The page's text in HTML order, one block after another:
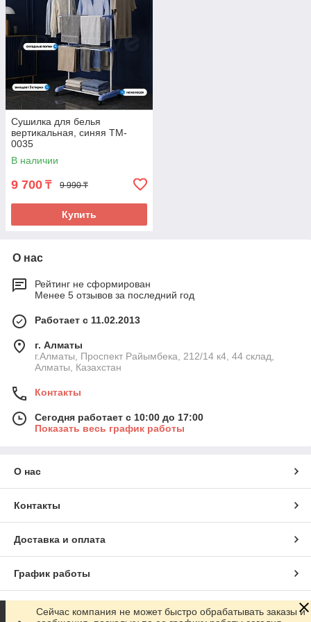
Сушилка для белья
вертикальная, синяя TM-
0035
В наличии
9 700 ₸ 9 990 ₸
Купить
О нас
Рейтинг не сформирован
Менее 5 отзывов за последний год
Работает с 11.02.2013
г. Алматы
г.Алматы, Проспект Райымбека, 212/14 к4, 44 склад,
Алматы, Казахстан
Контакты
Сегодня работает с 10:00 до 17:00
Показать весь график работы
О нас
Контакты
Доставка и оплата
График работы
Полная версия сайта
Сейчас компания не может быстро обрабатывать заказы и